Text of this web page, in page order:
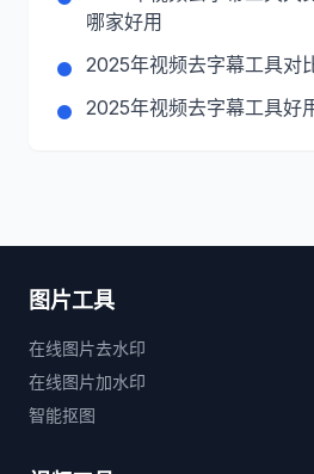
哪家好用
2025年视频去字幕工具对
2025年视频去字幕工具好
图片工具
在线图片去水印
在线图片加水印
智能抠图